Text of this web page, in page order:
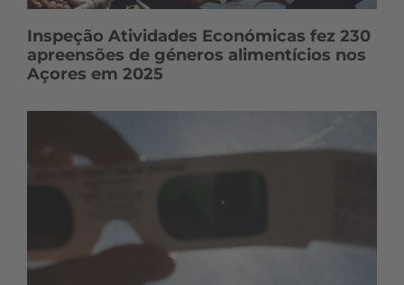
Inspeção Atividades Económicas fez 230
apreensões de géneros alimentícios nos
Açores em 2025